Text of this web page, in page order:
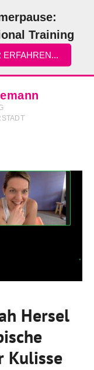
Training
ERFAHREN...
Hersel
Kulisse